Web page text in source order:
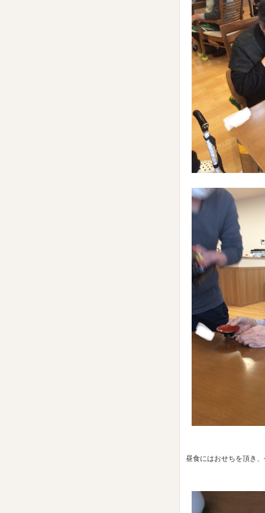
昼食にはおせちを頂き